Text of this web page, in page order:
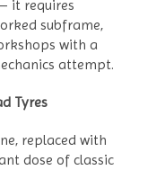
it requires
subframe,
with a
attempt.
Tyres
replaced with
dose of classic